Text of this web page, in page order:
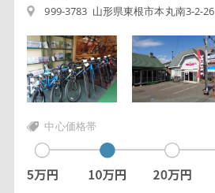
999-3783 山形県東根市本丸南3-2-26
中心価格帯